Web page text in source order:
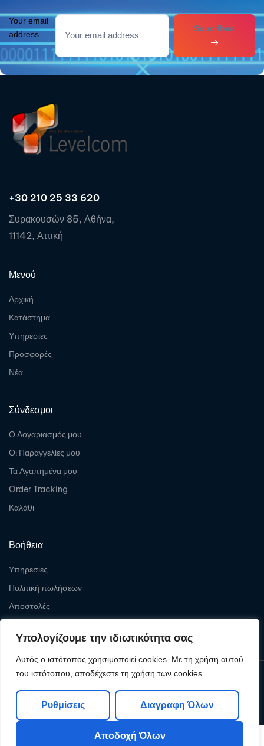
Υπολογίζουμε την ιδιωτικότητα σας
Αυτός ο ιστότοπος χρησιμοποιεί cookies. Με τη χρήση αυτού
του ιστότοπου, αποδέχεστε τη χρήση των cookies.
Ρυθμίσεις Διαγραφη Όλων
Αποδοχή Όλων
Your email
address
Subcribes
+30 210 25 33 620
Συρακουσών 85, Αθήνα,
11142, Αττική
Μενού
Αρχική
Κατάστημα
Υπηρεσίες
Προσφορές
Νέα
Σύνδεσμοι
Ο Λογαριασμός μου
Οι Παραγγελίες μου
Τα Αγαπημένα μου
Order Tracking
Καλάθι
Βοήθεια
Υπηρεσίες
Πολιτική πωλήσεων
Αποστολές
Copyright © 2026Levelcom| Powered by Levelcom